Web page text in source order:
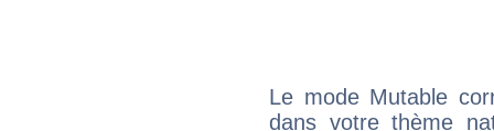
Le mode Mutable
dans votre thème